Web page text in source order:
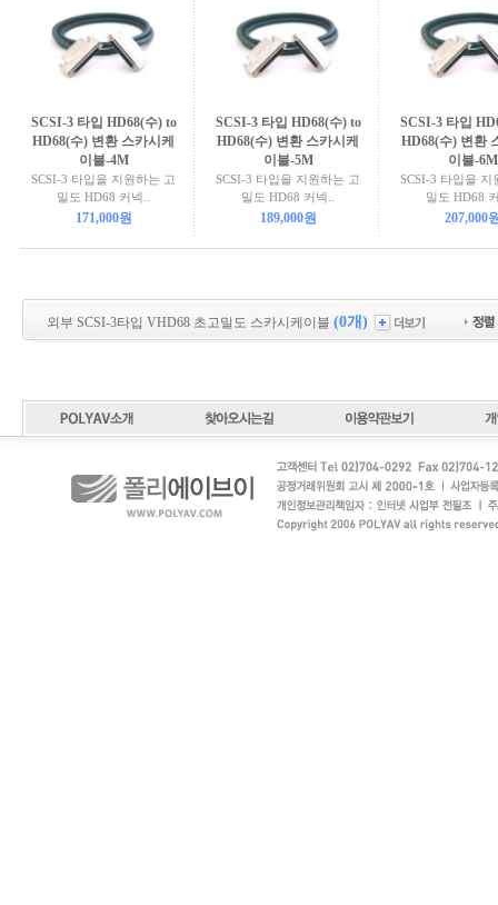
SCSI-3 타입 HD68(수) to
HD68(수) 변환 스카시케
이블-4M
SCSI-3 타입을 지원하는 고
밀도 HD68 커넥..
171,000원
SCSI-3 타입 HD68(수) to
HD68(수) 변환 스카시케
이블-5M
SCSI-3 타입을 지원하는 고
밀도 HD68 커넥..
189,000원
SCSI-3 타입
HD68(수) 변환
이블-6M
SCSI-3 타입을 지
밀도 HD68
207,000
외부 SCSI-3타입 VHD68 초고밀도 스카시케이블 (0개)